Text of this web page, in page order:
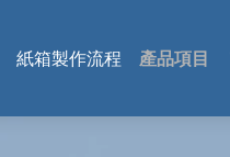
紙箱製作流程 產品項目
彩盒